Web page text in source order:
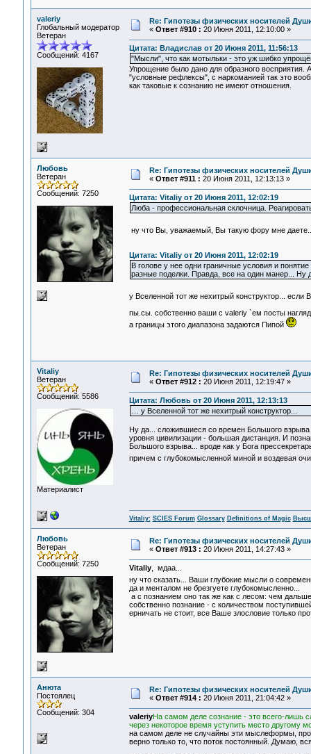
valeriy
Глобальный модератор
Ветеран
Сообщений: 4167
Re: Гипотезы физических носителей
« Ответ #910 : 20 Июня 2011, 12:10:00 »
Цитата: Владислав от 20 Июня 2011, 11:56:13
"Мысли", что как мотыльки - это уж шибко
Упрощение было дано для образного восприятия.
"условные рефлексы", с наркоманией так это
как таковые к сознанию не имеют отношения.
Любовь
Ветеран
Сообщений: 7250
Re: Гипотезы физических носителей
« Ответ #911 : 20 Июня 2011, 12:13:13 »
Цитата: Vitaliy от 20 Июня 2011, 12:02:19
Люба - профессиональная склочница.
ну что Вы, уважаемый, Вы такую фору мне
Цитата: Vitaliy от 20 Июня 2011, 12:02:19
В голове у нее одни граничные условия и
разные поделки. Правда, все на один манер... Ну
у Вселенной тот же нехитрый конструктор...
пы.сы. собственно ваши с valeriy `ем посты
а границы этого диапазона задаются Пипой
Vitaliy
Ветеран
Сообщений: 5586
Материалист
Re: Гипотезы физических носителей
« Ответ #912 : 20 Июня 2011, 12:19:47 »
Цитата: Любовь от 20 Июня 2011, 12:13:13
… у Вселенной тот же нехитрый конструктор...
Ну да... сложившиеся со времен Большого взрыва
уровня цивилизации - большая дистанция. И
Большого взрыва... вроде как у Бога
причем с глубокомысленной миной и воздевая
Vitaliy: SCIES Forum Glossary Definitions of Magic
Любовь
Ветеран
Сообщений: 7250
Re: Гипотезы физических носителей
« Ответ #913 : 20 Июня 2011, 14:27:43 »
Vitaliy, мдаа...
ну что сказать... Ваши глубокие мысли о
да и менталом не брезгуете глубокомысленно...
а с познанием оно так же как с лесом: чем
собственно познание - с количеством
ерничать не стоит, все Ваше злословие только
Анюта
Постоялец
Сообщений: 304
Re: Гипотезы физических носителей
« Ответ #914 : 20 Июня 2011, 21:04:42 »
valeriyНа самом деле сознание - это всего-лишь
через некоторое время уступить место другому
на самом деле не случайны эти мыслеформы,
верно только то, что поток постоянный. Думаю,